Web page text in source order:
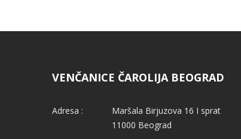
VENČANICE ČAROLIJA BEOGRAD
Adresa :
Maršala Birjuzova 16 I sprat
11000 Beograd